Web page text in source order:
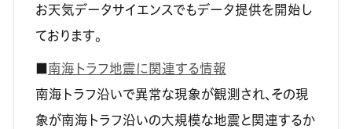
お天気データサイエンスでもデータ提供を開始し
ております。
■南海トラフ地震に関連する情報
南海トラフ沿いで異常な現象が観測され、その現
象が南海トラフ沿いの大規模な地震と関連するか